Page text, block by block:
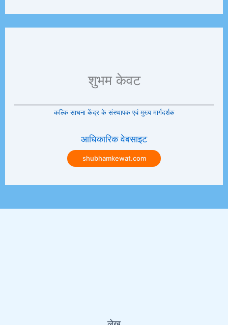
शुभम केवट
कल्कि साधना केंद्र के संस्थापक एवं मुख्य मार्गदर्शक
आधिकारिक वेबसाइट
shubhamkewat.com